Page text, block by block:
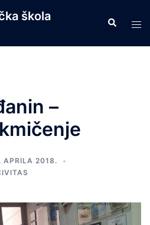
škola
Search
–
APRILA 2018.